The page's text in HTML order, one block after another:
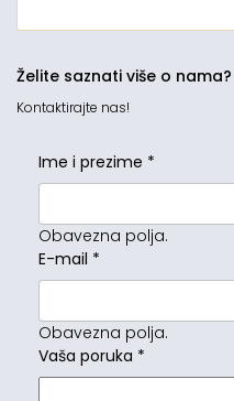
Želite saznati više o nama?
Kontaktirajte nas!
Ime i prezime *
Obavezna polja.
E-mail *
Obavezna polja.
Vaša poruka *